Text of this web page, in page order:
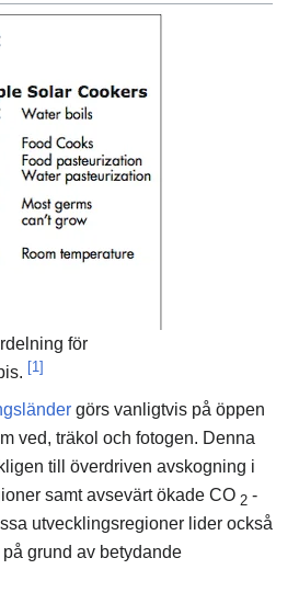
för
[1]
görs vanligtvis på öppen
ved, träkol och fotogen. Denna
till överdriven avskogning i
samt avsevärt ökade CO 2 -
utvecklingsregioner lider också
grund av betydande